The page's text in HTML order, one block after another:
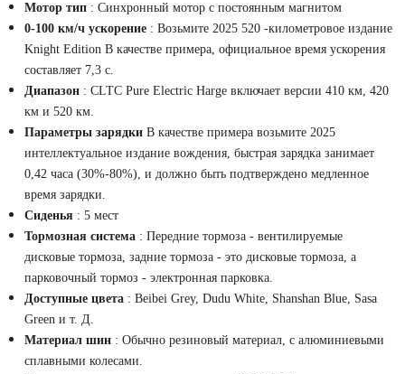
Мотор тип : Синхронный мотор с постоянным магнитом
0-100 км/ч ускорение : Возьмите 2025 520 -километровое издание
Knight Edition В качестве примера, официальное время ускорения
составляет 7,3 с.
Диапазон : CLTC Pure Electric Harge включает версии 410 км, 420
км и 520 км.
Параметры зарядки В качестве примера возьмите 2025
интеллектуальное издание вождения, быстрая зарядка занимает
0,42 часа (30%-80%), и должно быть подтверждено медленное
время зарядки.
Сиденья : 5 мест
Тормозная система : Передние тормоза - вентилируемые
дисковые тормоза, задние тормоза - это дисковые тормоза, а
парковочный тормоз - электронная парковка.
Доступные цвета : Beibei Grey, Dudu White, Shanshan Blue, Sasa
Green и т. Д.
Материал шин : Обычно резиновый материал, с алюминиевыми
сплавными колесами.